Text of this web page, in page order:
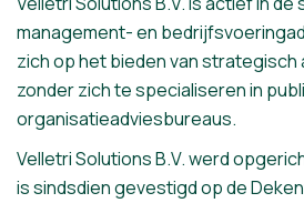
management- en
zich op het bieden van strategisch
zonder zich te specialiseren in
organisatieadviesbureaus.
Velletri Solutions B.V. werd
is sindsdien gevestigd op de